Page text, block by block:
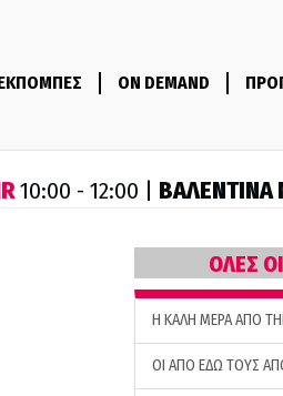
ON DEMAND
10:00 - 12:00 |
ΟΛΕΣ
H ΚΑΛΗ ΜΕΡΑ ΑΠΟ
ΟΙ ΑΠΟ ΕΔΩ ΤΟΥΣ